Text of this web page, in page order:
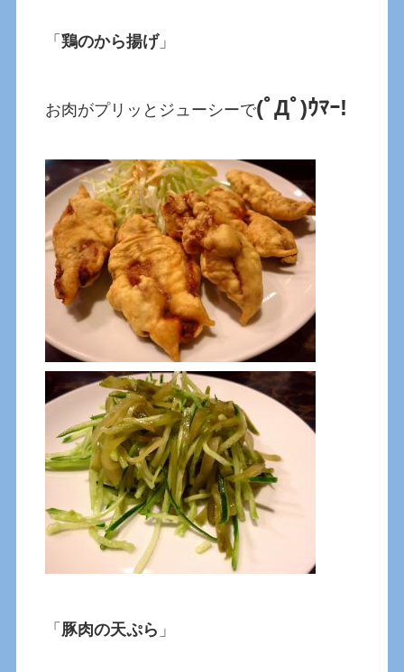
「鶏のから揚げ」
お肉がプリッとジューシーで(ﾟДﾟ)ｳﾏｰ!
「 豚肉の天ぷら 」